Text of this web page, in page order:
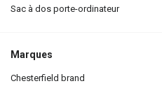
sac à dos porte-ordinateur
Marques
chesterfield brand